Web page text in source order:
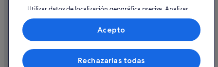
Documentos para viajes internacionales
© 2026 Expedia, Inc., una empresa de Expedia Group. Todos los
derechos reservados. Expedia y el logotipo de Expedia son marcas
Utilizar datos de localización geográfica precisa. Analizar
activamente las características del dispositivo para su
identificación. Almacenar la información en un dispositivo
y/o acceder a ella. Publicidad y contenido personalizados,
medición de publicidad y contenido, investigación de
audiencia y desarrollo de servicios.
Lista de asociados (proveedores)
Rechazarlas todas
Acepto